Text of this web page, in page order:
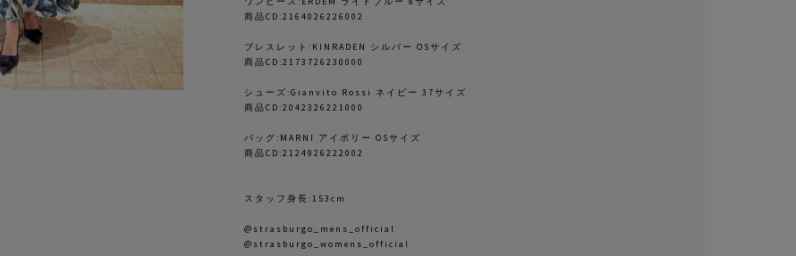
商品CD:2164026226002
ブレスレット:KINRADEN シルバー OSサイズ
商品CD:2173726230000
シューズ:Gianvito Rossi ネイビー 37サイズ
商品CD:2042326221000
バッグ:MARNI アイボリー OSサイズ
商品CD:2124926222002
スタッフ身長:153cm
@strasburgo_mens_official
@strasburgo_womens_official